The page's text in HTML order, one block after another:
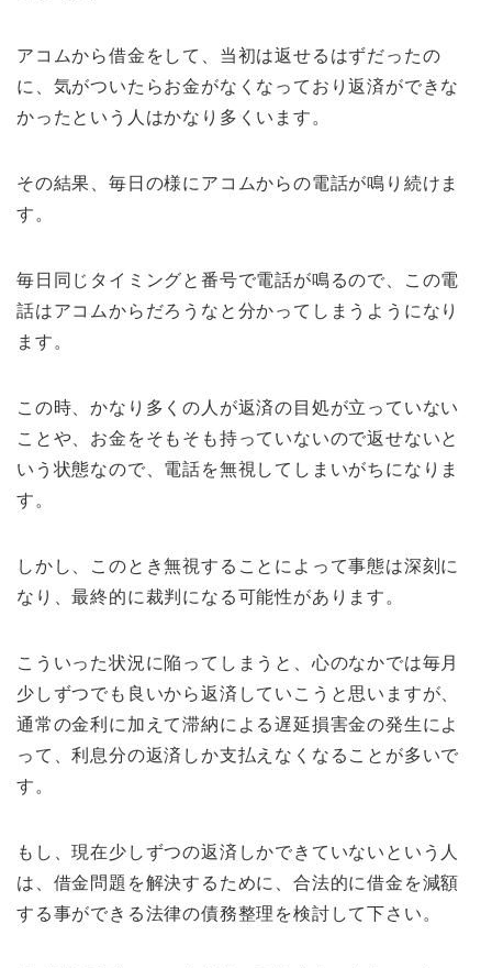
アコムから借金をして、当初は返せるはずだったの
に、気がついたらお金がなくなっており返済ができな
かったという人はかなり多くいます。
その結果、毎日の様にアコムからの電話が鳴り続けま
す。
毎日同じタイミングと番号で電話が鳴るので、この電
話はアコムからだろうなと分かってしまうようになり
ます。
この時、かなり多くの人が返済の目処が立っていない
ことや、お金をそもそも持っていないので返せないと
いう状態なので、電話を無視してしまいがちになりま
す。
しかし、このとき無視することによって事態は深刻に
なり、最終的に裁判になる可能性があります。
こういった状況に陥ってしまうと、心のなかでは毎月
少しずつでも良いから返済していこうと思いますが、
通常の金利に加えて滞納による遅延損害金の発生によ
って、利息分の返済しか支払えなくなることが多いで
す。
もし、現在少しずつの返済しかできていないという人
は、借金問題を解決するために、合法的に借金を減額
する事ができる法律の債務整理を検討して下さい。